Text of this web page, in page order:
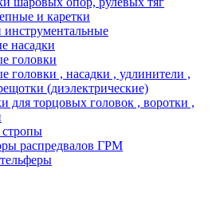
и каретки
инструментальные
насадки
головки
головки , насадки , удлинители ,
(диэлектрические)
для торцовых головок , воротки ,
распредвалов ГРМ